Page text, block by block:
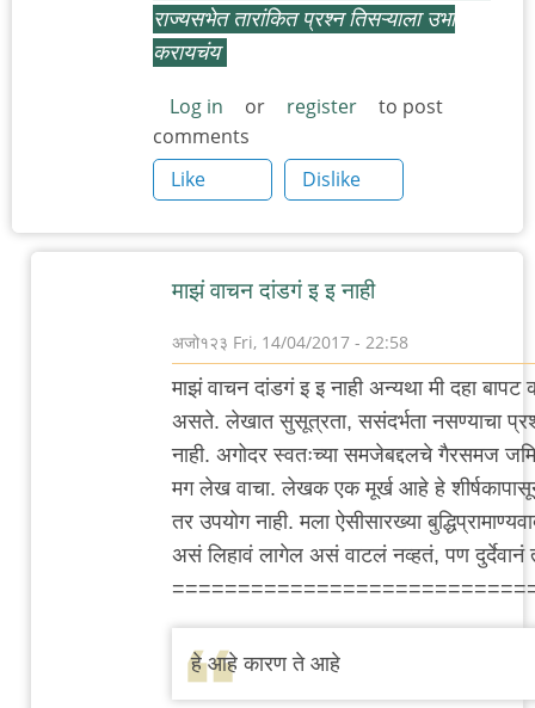
राज्यसभेत तारांकित प्रश्न तिसऱ्याला उभा
करायचंय
Log in or register
to post
comments
Like
Dislike
माझं वाचन दांडगं इ इ नाही
अजो१२३ Fri, 14/04/2017 - 22:58
In
reply
context,
lack
माझं वाचन दांडगं इ इ नाही अन्यथा मी दहा
असते. लेखात सुसूत्रता, ससंदर्भता नसण्याचा
नाही. अगोदर स्वतःच्या समजेबद्दलचे गैरसमज
मग लेख वाचा. लेखक एक मूर्ख आहे हे
तर उपयोग नाही. मला ऐसीसारख्या
असं लिहावं लागेल असं वाटलं नव्हतं, पण
हे आहे कार‌ण‌ ते आहे